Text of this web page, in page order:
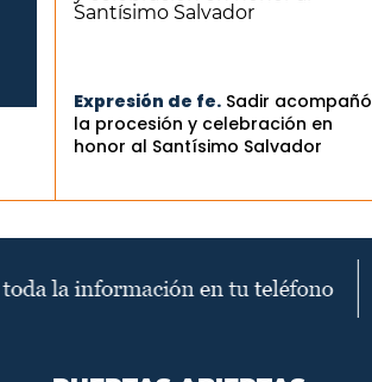
Expresión de fe. Sadir acompañó
la procesión y celebración en
honor al Santísimo Salvador